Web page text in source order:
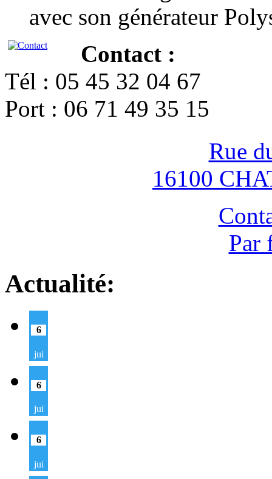
avec son générateur
Contact :
Tél : 05 45 32 04 67
Port : 06 71 49 35 15
Rue
16100
Par
Actualité:
6
jui
6
jui
6
jui